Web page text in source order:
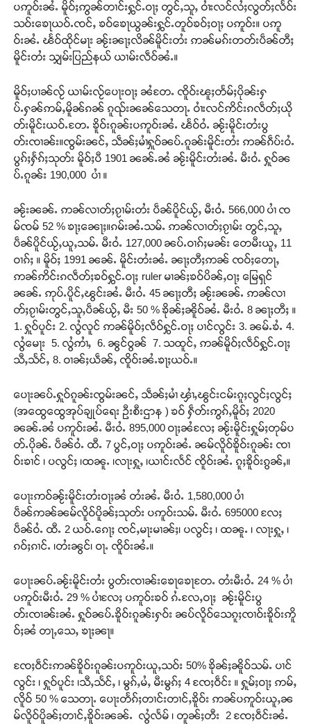
ပဢူဝ်းၼႆႉ မိူဝ်ႈဢွၼ်တၢင်းႁွင်ႉဝႃႈ တွင်ႇသူႇ ဝၢႆးလင်လႆႈလွတ်ႈလႅဝ်း
သဝ်းၶေႃယဝ်ႉၸင်ႇ ၶဝ်ၶေႃယွၼ်းႁွင်ႉတူဝ်ၶဝ်ႈဝႃႈ ပဢူဝ်း။ ပဢူ
ဝ်းၼႆႉ ၽႅဝ်ထိုင်မႃး ၼႂ်းၼႃႈလိၼ်မိူင်းတႆး ဢၼ်မၵ်းတတ်းပဵၼ်တီႈ
မိူင်းတႆး သျှမ်းပြည်နယ် ယၢမ်းလဵဝ်ၼႆႉ။
မိူဝ်ႈပၢၼ်လႂ် ယၢမ်းလႂ်ပေႃးဝႃႈ ၼႆတႄႉ ၸိူဝ်းၽူႈတႅမ်ႈပိုၼ်းႁ
ပ်ႉႁၼ်ဢမ်ႇမိူၼ်ၵၼ် ၵူၺ်းၼၼ်သေတႃႉ ဝၢႆးလင်ဢိင်းၵလဵတ်ႈယို
တ်းမိူင်းယဝ်ႉတႄႉ ၶိူဝ်းၵူၼ်းပဢူဝ်းၼႆႉ ၽႅဝ်ဝႆႉ ၼႂ်းမိူင်းတႆးပွ
တ်းၸၢၼ်း။ၸွမ်းၼင်ႇ သဵၼ်ႈမၢႆႁူဝ်ၼပ်ႉၵူၼ်းမိူင်းတႆး ဢၼ်ၵဵပ်းဝႆႉ
ပွၵ်ႈႁႅၵ်ႈသုတ်း မိူဝ်ႈပီ 1901 ၼၼ်ႉၼႆ ၼႂ်းမိူင်းတႆးၼႆႉ မီးဝႆႉ ႁူဝ်ၼ
ပ်ႉၵူၼ်း 190,000 ပၢႆ ။
ၼႂ်းၼၼ်ႉ ဢၼ်လၢတ်ႈၵႂၢမ်းတႆး ပဵၼ်ပိူင်ယႂ်ႇ မီးဝႆႉ 566,000 ပၢႆ ၸ
မ်ၸမ် 52 % ၶႃႈၼေႃႈ။ၵမ်းၼႆႉသမ်ႉ ဢၼ်လၢတ်ႈၵႂၢမ်း တွင်ႇသူႇ
ပဵၼ်ပိူင်ယႂ်ႇယူႇသမ်ႉ မီးဝႆႉ 127,000 ၼပ်ႉဝၢၵ်ႈမၼ်း တေမီးယူႇ 11
ဝၢၵ်ႈ ။ မိူဝ်ႈ 1991 ၼၼ်ႉ မိူင်းတႆးၼႆႉ ၼႃႈတီႈဢၼ် ၸဝ်ႈတေႃႇ
ဢၼ်ဢိင်းၵလဵတ်ႈၶဝ်ႁွင်ႉဝႃႈ ruler မၢၼ်ႈၶဝ်ပိၼ်ႇဝႃႈ မြေရှင်
ၼၼ်ႉ ဢုပ်ႉပိူင်ႇၽွင်းၼႆႉ မီးဝႆႉ 45 ၼႃႈတီႈ ၼႂ်းၼၼ်ႉ ဢၼ်လၢ
တ်ႈၵႂၢမ်းတွင်ႇသူႇပဵၼ်ယႂ်ႇ မီး 50 % ၶိုၼ်ႈၼိူဝ်ၼႆႉ မီးဝႆႉ 8 ၼႃႈတီႈ ။
1. ႁူဝ်ပူင်း 2. လွႆလူင် ဢၼ်မိူဝ်ႈလဵဝ်ႁွင်ႉဝႃႈ ပၢင်လွင်း 3. ၼမ်ႉၶႆႉ 4.
လွႆမေႃး 5. လွႆဢၢႆႇ 6. ၼွင်ဝွၼ် 7. သထူင်ႇ ဢၼ်မိူဝ်ႈလဵဝ်ႁွင်ႉဝႃႈ
သီႇသႅင်ႇ 8. ဝၢၼ်ႈယဵၼ်ႇ ၸိူဝ်းၼႆႉၶႃႈယဝ်ႉ။
ပေႃးၼပ်ႉႁူဝ်ၵူၼ်းၸွမ်းၼင်ႇ သဵၼ်ႈမၢႆ ၾၢႆႇၽွင်းငမ်းၵူႈလွင်ႈလွင်ႈ
(အထွေထွေအုပ်ချုပ်ရေး ဦးစီးဌာန ) ၶဝ် ႁဵတ်းဢွၵ်ႇမိူဝ်ႈ 2020
ၼၼ်ႉၼႆ ပဢူဝ်းၼႆႉ မီးဝႆႉ 895,000 ဝႃႈၼႆလႄႈ ၼႂ်းမိူင်းႁူမ်ႈတုမ်ပ
တ်ႉပိုၼ်ႉ ပဵၼ်ဝႆႉ ထီႉ 7 ပွင်ႇဝႃႈ ပဢူဝ်းၼႆႉ ၼမ်လိူဝ်ၶိူဝ်းၵူၼ်း ၸၢ
ဝ်းၶၢင် ၊ ပလွင်ႈ ၊ထၼူႉ ၊လႃးႁူႇ ၊ယၢင်းလႅင် ၸိူဝ်းၼႆႉ ၵူႈၶိူဝ်းၵွၼ်ႇ။
ပေႃးဢဝ်ၼႂ်းမိူင်းတႆးဝႃႈၼႆ တႆးၼႆႉ မီးဝႆႉ 1,580,000 ပၢႆ
ပဵၼ်ဢၼ်ၼမ်လိူဝ်ပိူၼ်ႈသုတ်း ပဢူဝ်းသမ်ႉ မီးဝႆႉ 695000 လႄႈ
ပဵၼ်ဝႆႉ ထီႉ 2 ယဝ်ႉၵေႃႈ ၸင်ႇမႃးမၢၼ်ႈ၊ ပလွင်ႈ ၊ ထၼူႉ ၊ လႃးႁူႇ ၊
ၵဝ်ႈၵၢင်ႉ ၊တႆးၼွင်၊ ဝႃႉ ၸိူဝ်းၼႆႉ။
ပေႃးၼပ်ႉၼႂ်းမိူင်းတႆး ပွတ်းၸၢၼ်းၶေႃၶေႃတႄႉ တႆးမီးဝႆႉ 24 % ပၢႆ
ပဢူဝ်းမီးဝႆႉ 29 % ပၢႆလႄႈ ပဢူဝ်းၶဝ် ၵႆႉလႄႇဝႃႈ ၼႂ်းမိူင်းပွ
တ်းၸၢၼ်းၼႆႉ ႁူဝ်ၼပ်ႉၶိူဝ်းၵူၼ်းႁဝ်း ၼပ်လိူဝ်သေၵူႈၸၢဝ်းၶိူဝ်းဢိူ
ဝ်ႈၼႆ တႃႇသေႇ ၶႃႈၼႃ။
ၸႄႈဝဵင်းဢၼ်ၶိူဝ်းၵူၼ်းပဢူဝ်းယူႇသဝ်း 50% ၶိုၼ်ႈၼိူဝ်သမ်ႉ ပၢင်
လွင်း ၊ ႁူဝ်ပူင်း ၊သီႇသႅင်ႇ ၊ မွၵ်ႇမႆႇ မီးမွၵ်ႈ 4 ၸႄႈဝဵင်း ။ ႁူမ်ႈဝႃႈ ဢမ်ႇ
လိူဝ် 50 % သေတႃႉ ပေႃးတႅၵ်ႈတၢင်းတၢင်ႇၶိူဝ်း ဢၼ်ပဢူဝ်းယူႇၼ
မ်လိူဝ်ပိူၼ်ႈတၢင်ႇၶိူဝ်းၼၼ်ႉ လွႆလႅမ် ၊ တူၼ်ႈတီး 2 ၸႄႈဝဵင်းၼႆႉ